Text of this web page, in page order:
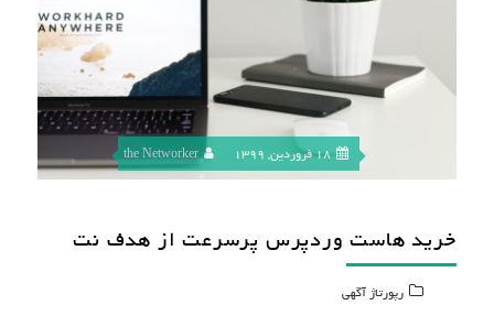
18 فروردین, 1399 the Networker
خرید هاست وردپرس پرسرعت از هدف نت
رپورتاژ آگهی